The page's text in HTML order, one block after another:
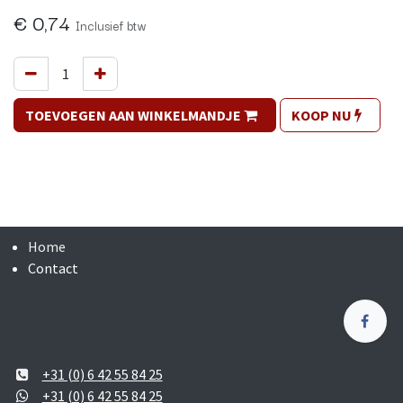
€ 0,74 Inclusief btw
TOEVOEGEN AAN WINKELMANDJE KOOP NU
Home
Contact
+31 (0) 6 42 55 84 25
+31 (0) 6 42 55 84 25